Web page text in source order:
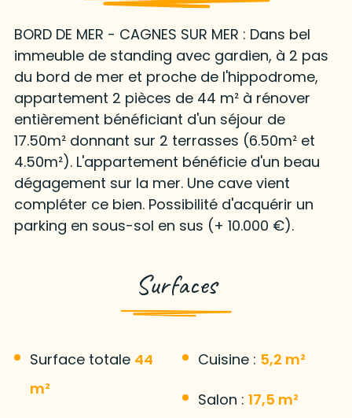
BORD DE MER - CAGNES SUR MER : Dans bel
immeuble de standing avec gardien, à 2 pas
du bord de mer et proche de l'hippodrome,
appartement 2 pièces de 44 m² à rénover
entièrement bénéficiant d'un séjour de
17.50m² donnant sur 2 terrasses (6.50m² et
4.50m²). L'appartement bénéficie d'un beau
dégagement sur la mer. Une cave vient
compléter ce bien. Possibilité d'acquérir un
parking en sous-sol en sus (+ 10.000 €).
Surfaces
Surface totale 44
m²
Cuisine : 5,2 m²
Salon : 17,5 m²